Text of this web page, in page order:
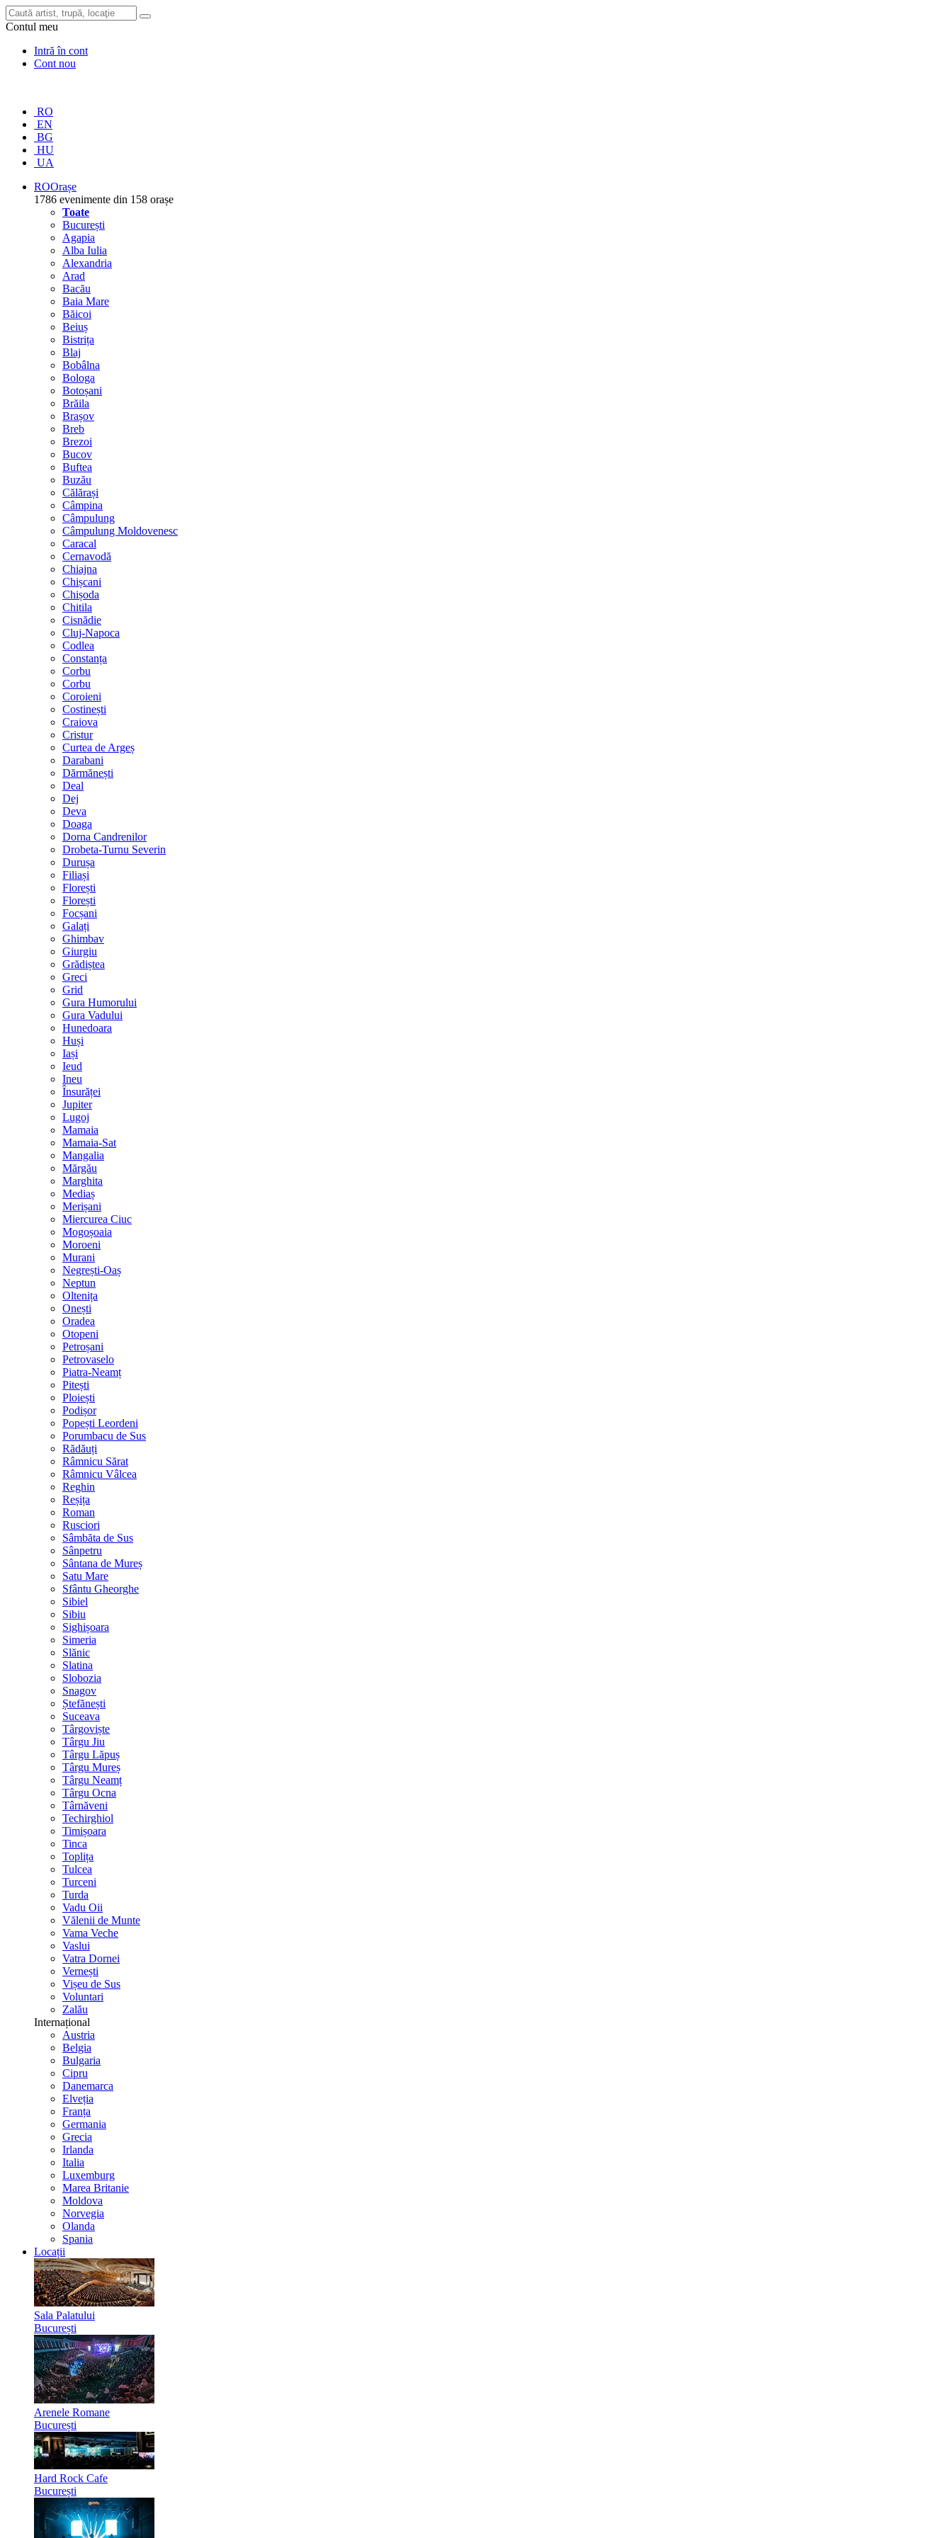
Contul meu
Intră în cont
Cont nou
RO
EN
BG
HU
UA
ROOrașe
1786 evenimente din 158 orașe
Toate
București
Agapia
Alba Iulia
Alexandria
Arad
Bacău
Baia Mare
Băicoi
Beiuș
Bistrița
Blaj
Bobâlna
Bologa
Botoșani
Brăila
Brașov
Breb
Brezoi
Bucov
Buftea
Buzău
Călărași
Câmpina
Câmpulung
Câmpulung Moldovenesc
Caracal
Cernavodă
Chiajna
Chișcani
Chișoda
Chitila
Cisnădie
Cluj-Napoca
Codlea
Constanța
Corbu
Corbu
Coroieni
Costinești
Craiova
Cristur
Curtea de Argeș
Darabani
Dărmănești
Deal
Dej
Deva
Doaga
Dorna Candrenilor
Drobeta-Turnu Severin
Durușa
Filiași
Florești
Florești
Focșani
Galați
Ghimbav
Giurgiu
Grădiștea
Greci
Grid
Gura Humorului
Gura Vadului
Hunedoara
Huși
Iași
Ieud
Ineu
Însurăței
Jupiter
Lugoj
Mamaia
Mamaia-Sat
Mangalia
Mărgău
Marghita
Mediaș
Merișani
Miercurea Ciuc
Mogoșoaia
Moroeni
Murani
Negrești-Oaș
Neptun
Oltenița
Onești
Oradea
Otopeni
Petroșani
Petrovaselo
Piatra-Neamț
Pitești
Ploiești
Podișor
Popești Leordeni
Porumbacu de Sus
Rădăuți
Râmnicu Sărat
Râmnicu Vâlcea
Reghin
Reșița
Roman
Rusciori
Sâmbăta de Sus
Sânpetru
Sântana de Mureș
Satu Mare
Sfântu Gheorghe
Sibiel
Sibiu
Sighișoara
Simeria
Slănic
Slatina
Slobozia
Snagov
Ștefănești
Suceava
Târgoviște
Târgu Jiu
Târgu Lăpuș
Târgu Mureș
Târgu Neamț
Târgu Ocna
Târnăveni
Techirghiol
Timișoara
Tinca
Toplița
Tulcea
Turceni
Turda
Vadu Oii
Vălenii de Munte
Vama Veche
Vaslui
Vatra Dornei
Vernești
Vișeu de Sus
Voluntari
Zalău
Internațional
Austria
Belgia
Bulgaria
Cipru
Danemarca
Elveția
Franța
Germania
Grecia
Irlanda
Italia
Luxemburg
Marea Britanie
Moldova
Norvegia
Olanda
Spania
Locații
Sala Palatului
București
Arenele Romane
București
Hard Rock Cafe
București